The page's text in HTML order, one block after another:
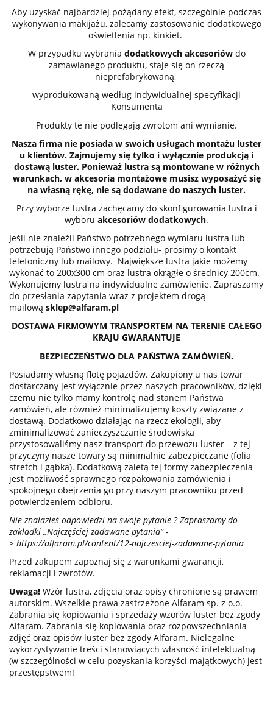
Aby uzyskać najbardziej pożądany efekt, szczególnie podczas
wykonywania makijażu, zalecamy zastosowanie dodatkowego
oświetlenia np. kinkiet.
W przypadku wybrania dodatkowych akcesoriówdo
zamawianego produktu, staje się on rzeczą
nieprefabrykowaną,
wyprodukowaną według indywidualnej specyfikacji
Konsumenta
Produkty te nie podlegają zwrotom ani wymianie.
Nasza firma nie posiada w swoich usługach montażu luster
u klientów. Zajmujemy się tylko i wyłącznie produkcją i
dostawą luster. Ponieważ lustra są montowane w różnych
warunkach, w akcesoria montażowe musisz wyposażyć się
na własną rękę, nie są dodawane do naszych luster.
Przy wyborze lustra zachęcamy do skonfigurowania lustra i
wyboru akcesoriów dodatkowych.
Jeśli nie znaleźli Państwo potrzebnego wymiaru lustra lub
potrzebują Państwo innego podziału- prosimy o kontakt
telefoniczny lub mailowy. Największe lustra jakie możemy
wykonać to 200x300 cm oraz lustra okrągłe o średnicy 200cm.
Wykonujemy lustra na indywidualne zamówienie. Zapraszamy
do przesłania zapytania wraz z projektem drogą
mailową sklep@alfaram.pl
DOSTAWA FIRMOWYM TRANSPORTEM NA TERENIE CAŁEGO
KRAJU GWARANTUJE
BEZPIECZEŃSTWO DLA PAŃSTWA ZAMÓWIEŃ.
Posiadamy własną flotę pojazdów. Zakupiony u nas towar
dostarczany jest wyłącznie przez naszych pracowników, dzięki
czemu nie tylko mamy kontrolę nad stanem Państwa
zamówień, ale również minimalizujemy koszty związane z
dostawą. Dodatkowo działając na rzecz ekologii, aby
zminimalizować zanieczyszczanie środowiska
przystosowaliśmy nasz transport do przewozu luster – z tej
przyczyny nasze towary są minimalnie zabezpieczane (folia
stretch i gąbka). Dodatkową zaletą tej formy zabezpieczenia
jest możliwość sprawnego rozpakowania zamówienia i
spokojnego obejrzenia go przy naszym pracowniku przed
potwierdzeniem odbioru.
Nie znalazłeś odpowiedzi na swoje pytanie ? Zapraszamy do
zakładki „Najczęściej zadawane pytania” -
> https://alfaram.pl/content/12-najczesciej-zadawane-pytania
Przed zakupem zapoznaj się z warunkami gwarancji,
reklamacji i zwrotów.
Uwaga! Wzór lustra, zdjęcia oraz opisy chronione są prawem
autorskim. Wszelkie prawa zastrzeżone Alfaram sp. z o.o.
Zabrania się kopiowania i sprzedaży wzorów luster bez zgody
Alfaram. Zabrania się kopiowania oraz rozpowszechniania
zdjęć oraz opisów luster bez zgody Alfaram. Nielegalne
wykorzystywanie treści stanowiących własność intelektualną
(w szczególności w celu pozyskania korzyści majątkowych) jest
przestępstwem!